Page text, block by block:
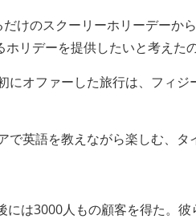
けのスクーリーホリーデーか
リデーを提供したいと考えたの
にオファーした旅行は、フィ
で英語を教えながら楽しむ、タ
は3000人もの顧客を得た。